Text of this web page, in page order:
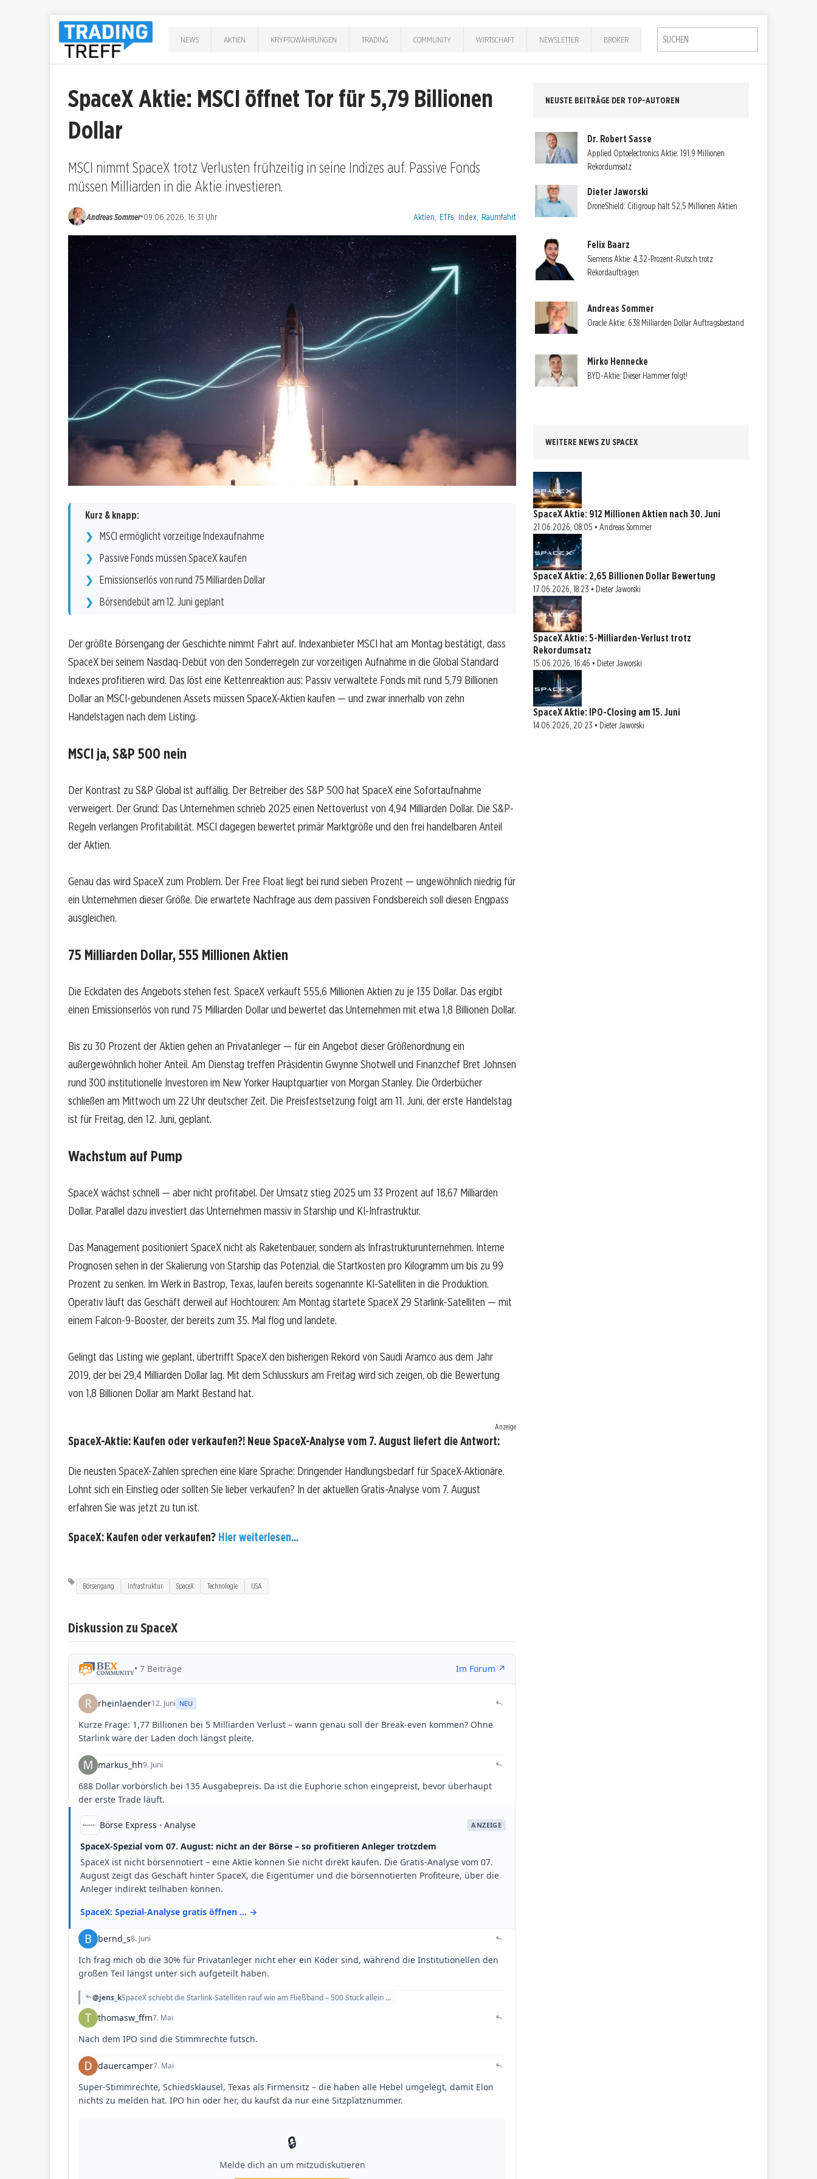
NEWS AKTIEN KRYPTOWÄHRUNGEN TRADING COMMUNITY WIRTSCHAFT NEWSLETTER BROKER
SpaceX Aktie: MSCI öffnet Tor für 5,79 Billionen
Dollar
MSCI nimmt SpaceX trotz Verlusten frühzeitig in seine Indizes auf. Passive Fonds
müssen Milliarden in die Aktie investieren.
Andreas Sommer•09.06.2026, 16:31 Uhr Kategorien:
Aktien ETFs Index Raumfahrt
Kurz & knapp:
MSCI ermöglicht vorzeitige Indexaufnahme
Passive Fonds müssen SpaceX kaufen
Emissionserlös von rund 75 Milliarden Dollar
Börsendebüt am 12. Juni geplant
Der größte Börsengang der Geschichte nimmt Fahrt auf. Indexanbieter MSCI hat am Montag bestätigt, dass
SpaceX bei seinem Nasdaq-Debüt von den Sonderregeln zur vorzeitigen Aufnahme in die Global Standard
Indexes profitieren wird. Das löst eine Kettenreaktion aus: Passiv verwaltete Fonds mit rund 5,79 Billionen
Dollar an MSCI-gebundenen Assets müssen SpaceX-Aktien kaufen — und zwar innerhalb von zehn
Handelstagen nach dem Listing.
MSCI ja, S&P 500 nein
Der Kontrast zu S&P Global ist auffällig. Der Betreiber des S&P 500 hat SpaceX eine Sofortaufnahme
verweigert. Der Grund: Das Unternehmen schrieb 2025 einen Nettoverlust von 4,94 Milliarden Dollar. Die S&P-
Regeln verlangen Profitabilität. MSCI dagegen bewertet primär Marktgröße und den frei handelbaren Anteil
der Aktien.
Genau das wird SpaceX zum Problem. Der Free Float liegt bei rund sieben Prozent — ungewöhnlich niedrig für
ein Unternehmen dieser Größe. Die erwartete Nachfrage aus dem passiven Fondsbereich soll diesen Engpass
ausgleichen.
75 Milliarden Dollar, 555 Millionen Aktien
Die Eckdaten des Angebots stehen fest. SpaceX verkauft 555,6 Millionen Aktien zu je 135 Dollar. Das ergibt
einen Emissionserlös von rund 75 Milliarden Dollar und bewertet das Unternehmen mit etwa 1,8 Billionen Dollar.
Bis zu 30 Prozent der Aktien gehen an Privatanleger — für ein Angebot dieser Größenordnung ein
außergewöhnlich hoher Anteil. Am Dienstag treffen Präsidentin Gwynne Shotwell und Finanzchef Bret Johnsen
rund 300 institutionelle Investoren im New Yorker Hauptquartier von Morgan Stanley. Die Orderbücher
schließen am Mittwoch um 22 Uhr deutscher Zeit. Die Preisfestsetzung folgt am 11. Juni, der erste Handelstag
ist für Freitag, den 12. Juni, geplant.
Wachstum auf Pump
SpaceX wächst schnell — aber nicht profitabel. Der Umsatz stieg 2025 um 33 Prozent auf 18,67 Milliarden
Dollar. Parallel dazu investiert das Unternehmen massiv in Starship und KI-Infrastruktur.
Das Management positioniert SpaceX nicht als Raketenbauer, sondern als Infrastrukturunternehmen. Interne
Prognosen sehen in der Skalierung von Starship das Potenzial, die Startkosten pro Kilogramm um bis zu 99
Prozent zu senken. Im Werk in Bastrop, Texas, laufen bereits sogenannte KI-Satelliten in die Produktion.
Operativ läuft das Geschäft derweil auf Hochtouren: Am Montag startete SpaceX 29 Starlink-Satelliten — mit
einem Falcon-9-Booster, der bereits zum 35. Mal flog und landete.
Gelingt das Listing wie geplant, übertrifft SpaceX den bisherigen Rekord von Saudi Aramco aus dem Jahr
2019, der bei 29,4 Milliarden Dollar lag. Mit dem Schlusskurs am Freitag wird sich zeigen, ob die Bewertung
von 1,8 Billionen Dollar am Markt Bestand hat.
Anzeige
SpaceX-Aktie: Kaufen oder verkaufen?! Neue SpaceX-Analyse vom 7. August liefert die Antwort:
Die neusten SpaceX-Zahlen sprechen eine klare Sprache: Dringender Handlungsbedarf für SpaceX-Aktionäre.
Lohnt sich ein Einstieg oder sollten Sie lieber verkaufen? In der aktuellen Gratis-Analyse vom 7. August
erfahren Sie was jetzt zu tun ist.
SpaceX: Kaufen oder verkaufen? Hier weiterlesen...
Börsengang Infrastruktur SpaceX Technologie USA
Diskussion zu SpaceX
NEUSTE BEITRÄGE DER TOP-AUTOREN
Dr. Robert Sasse
Applied Optoelectronics Aktie: 191,9 Millionen
Rekordumsatz
Dieter Jaworski
DroneShield: Citigroup hält 52,5 Millionen Aktien
Felix Baarz
Siemens Aktie: 4,32-Prozent-Rutsch trotz
Rekordaufträgen
Andreas Sommer
Oracle Aktie: 638 Milliarden Dollar Auftragsbestand
Mirko Hennecke
BYD-Aktie: Dieser Hammer folgt!
WEITERE NEWS ZU SPACEX
SpaceX Aktie: 912 Millionen Aktien nach 30. Juni
21.06.2026, 08:05 • Andreas Sommer
SpaceX Aktie: 2,65 Billionen Dollar Bewertung
17.06.2026, 18:23 • Dieter Jaworski
SpaceX Aktie: 5-Milliarden-Verlust trotz
Rekordumsatz
15.06.2026, 16:46 • Dieter Jaworski
SpaceX Aktie: IPO-Closing am 15. Juni
14.06.2026, 20:23 • Dieter Jaworski